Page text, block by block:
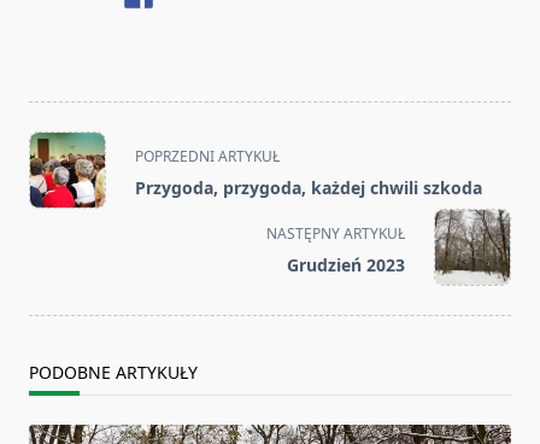
<span
class="nav-
subtitle
POPRZEDNI ARTYKUŁ
Przygoda, przygoda, każdej chwili szkoda
NASTĘPNY ARTYKUŁ
Grudzień 2023
PODOBNE ARTYKUŁY